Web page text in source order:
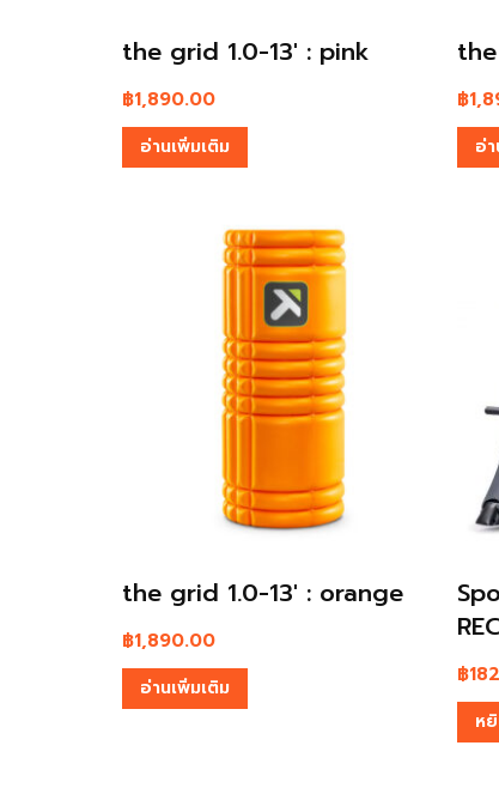
the grid 1.0-13′ : pink
฿1,890.00
อ่านเพิ่มเติม
฿
อ่
the grid 1.0-13′ : orange
฿1,890.00
อ่านเพิ่มเติม
฿
ห